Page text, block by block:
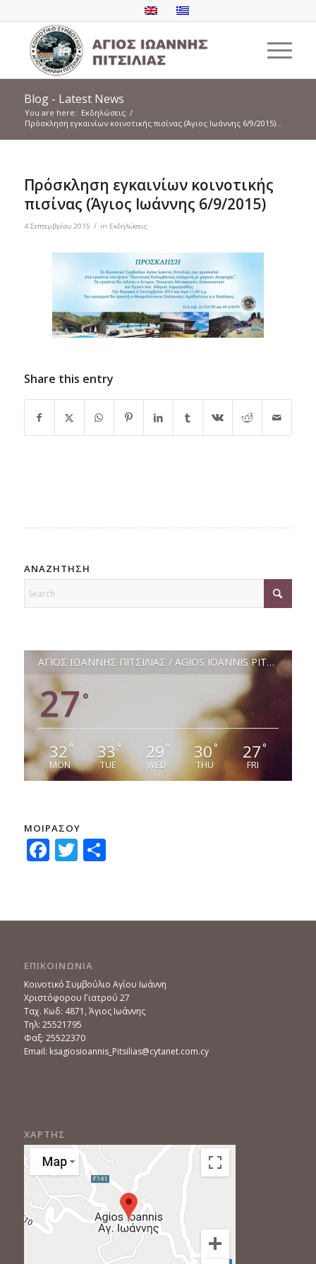
Blog - Latest News
You are here: Εκδηλώσεις /
Πρόσκληση εγκαινίων κοινοτικής πισίνας (Άγιος Ιωάννης 6/9/2015)...
Πρόσκληση εγκαινίων κοινοτικής
πισίνας (Άγιος Ιωάννης 6/9/2015)
4 Σεπτεμβρίου 2015 / in Εκδηλώσεις
Share this entry
ΑΝΑΖΗΤΗΣΗ
ΑΓΙΟΣ ΙΩΑΝΝΗΣ ΠΙΤΣΙΛΙΑΣ / AGIOS IOANNIS PITSILIAS
27 °
32°
MON
33°
TUE
29 °
WED
30°
THU
27°
FRI
ΜΟΙΡΑΣΟΥ
Facebook
Twitter
Μοιραστείτε
ΕΠΙΚΟΙΝΩΝΙΑ
Κοινοτικό Συμβούλιο Αγίου Ιωάννη
Χριστόφορου Γιατρού 27
Ταχ. Κωδ: 4871, Άγιος Ιωάννης
Τηλ: 25521795
Φαξ: 25522370
Email: ksagiosioannis_Pitsilias@cytanet.com.cy
ΧΑΡΤΗΣ